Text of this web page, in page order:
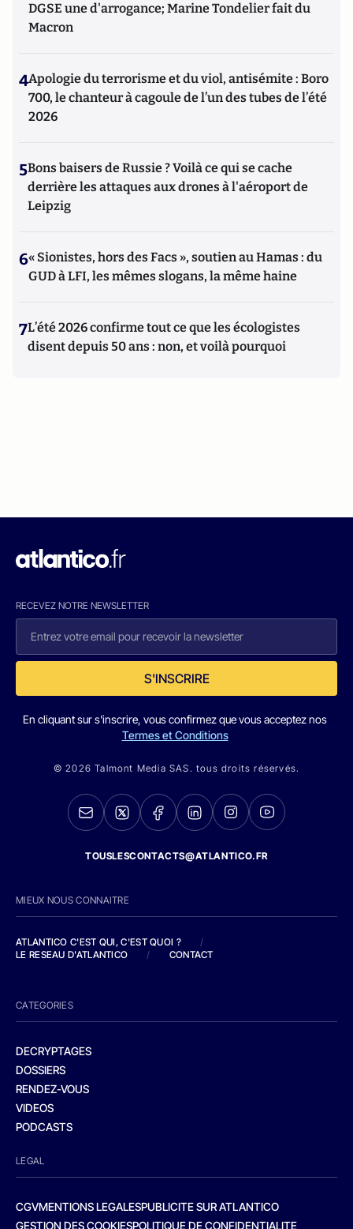
DGSE une d'arrogance; Marine Tondelier fait du
Macron
4Apologie du terrorisme et du viol, antisémite : Boro
700, le chanteur à cagoule de l’un des tubes de l’été
2026
5Bons baisers de Russie ? Voilà ce qui se cache
derrière les attaques aux drones à l'aéroport de
Leipzig
6« Sionistes, hors des Facs », soutien au Hamas : du
GUD à LFI, les mêmes slogans, la même haine
7L’été 2026 confirme tout ce que les écologistes
disent depuis 50 ans : non, et voilà pourquoi
RECEVEZ NOTRE NEWSLETTER
S'INSCRIRE
En cliquant sur s'inscrire, vous confirmez que vous acceptez nos
Termes et Conditions
© 2026 Talmont Media SAS. tous droits réservés.
TOUSLESCONTACTS@ATLANTICO.FR
MIEUX NOUS CONNAITRE
ATLANTICO C'EST QUI, C'EST QUOI ?
/
LE RESEAU D'ATLANTICO
/ CONTACT
CATEGORIES
DECRYPTAGES
DOSSIERS
RENDEZ-VOUS
VIDEOS
PODCASTS
LEGAL
CGVMENTIONS LEGALESPUBLICITE SUR ATLANTICO
GESTION DES COOKIESPOLITIQUE DE CONFIDENTIALITE